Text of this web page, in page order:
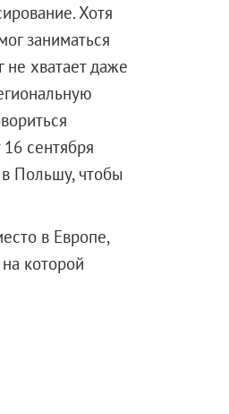
Хотя
заниматься
не хватает даже
сентября
Польшу, чтобы
в Европе,
которой